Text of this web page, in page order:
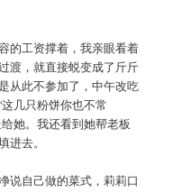
的工资撑着，我亲眼看着
渡，就直接蜕变成了斤斤
从此不参加了，中午改吃
几只粉饼你也不常
她。我还看到她帮老板
去。
说自己做的菜式，莉莉口